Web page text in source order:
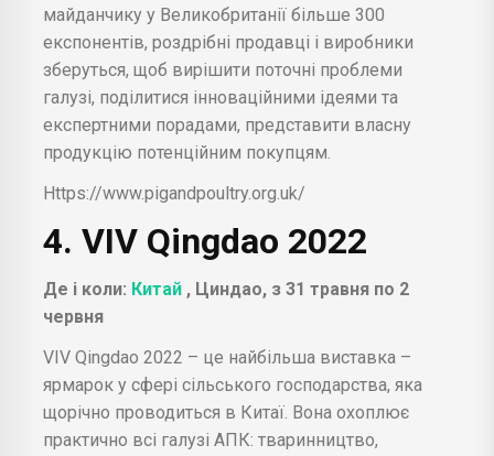
майданчику у Великобританії більше 300
експонентів, роздрібні продавці і виробники
зберуться, щоб вирішити поточні проблеми
галузі, поділитися інноваційними ідеями та
експертними порадами, представити власну
продукцію потенційним покупцям.
Https://www.pigandpoultry.org.uk/
4. VIV Qingdao 2022
Де і коли: Китай , Циндао, з 31 травня по 2
червня
VIV Qingdao 2022 – це найбільша виставка –
ярмарок у сфері сільського господарства, яка
щорічно проводиться в Китаї. Вона охоплює
практично всі галузі АПК: тваринництво,